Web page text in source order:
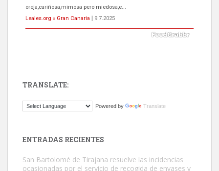
próximos días, ella incluida...
Leales.org » Gran Canaria
9.7.2025
Este gato macho ha aparecido en la calle hace menos de un mes,
TRANSLATE:
Powered by Translate
ENTRADAS RECIENTES
San Bartolomé de Tirajana resuelve las incidencias
ocasionadas por el servicio de recogida de envases y